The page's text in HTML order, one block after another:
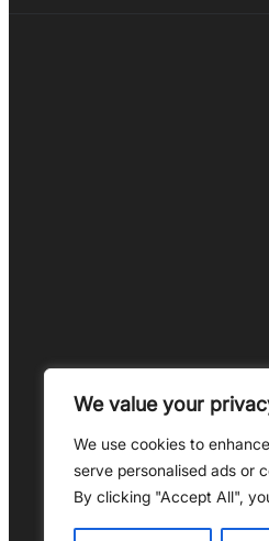
We value your
We use cookies to
serve personalised ads or
By clicking "Accept All",
Bleib auf